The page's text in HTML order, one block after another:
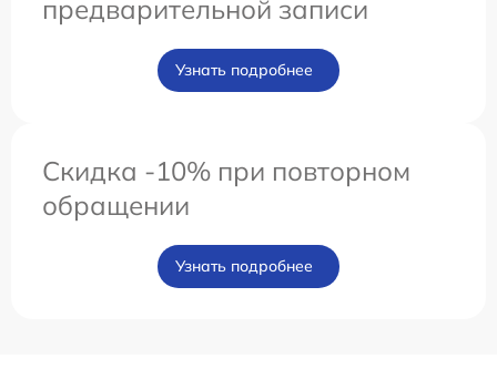
предварительной записи
Узнать подробнее
Скидка -10% при повторном
обращении
Узнать подробнее